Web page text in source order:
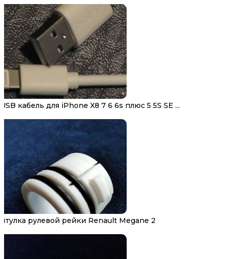
USB кабель для iPhone X8 7 6 6s плюс 5 5S SE ...
Втулка рулевой рейки Renault Megane 2